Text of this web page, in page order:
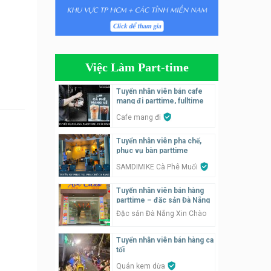
Tuyển nhân viên phụ quán ăn
– hỗ trợ ăn ở
parttime
GÀ GÔ FASTFOOD
parttime
Tuyển nhân viên pha chế
tiệm trà sữa
TRÀ SỮA THÁI LAN
Tuyển nhân viên tư vấn bán
hàng tiệm bánh ngọt
Tiệm bánh ngọt
Việc Làm Part-time
Tuyển nhân viên bán cafe
mang đi parttime, fulltime
Cafe mang đi
Tuyển nhân viên pha chế,
phục vụ bàn parttime
SAMDIMIKE Cà Phê Muối
Tuyển nhân viên bán hàng
parttime – đặc sản Đà Nẵng
Đặc sản Đà Nẵng Xin Chào
Tuyển nhân viên bán hàng ca
tối
Quán kem dừa